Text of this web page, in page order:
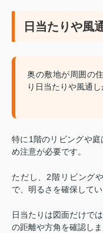
日当たりや風
奥の敷地が周囲の
り日当たりや風通
特に1階のリビングや
め注意が必要です。
ただし、2階リビング
で、明るさを確保して
日当たりは図面だけで
の距離や方角を確認しま